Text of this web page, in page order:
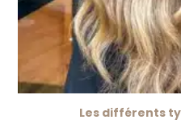
Les différents